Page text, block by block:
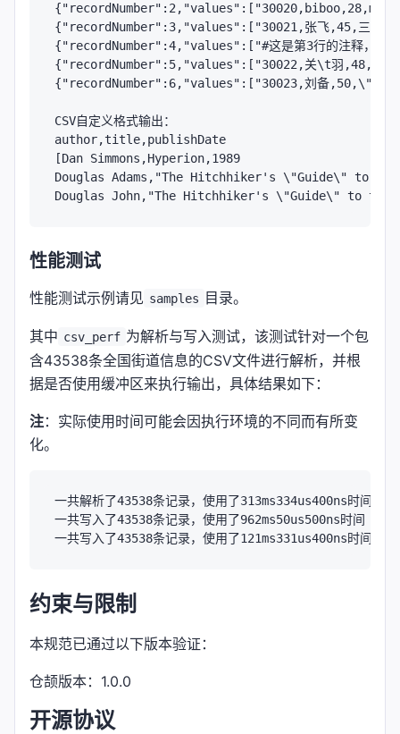
{"recordNumber":3,"values":["30021,张飞,45,三国演
{"recordNumber":4,"values":["#这是第3行的注释，里
{"recordNumber":5,"values":["30022,关\t羽,48,著名
{"recordNumber":6,"values":["30023,刘备,50,\"胳
CSV自定义格式输出：
author,title,publishDate
[Dan Simmons,Hyperion,1989
Douglas Adams,"The Hitchhiker's \"Guide\" to the
性能测试
性能测试示例请见 samples 目录。
其中 csv_perf 为解析与写入测试，该测试针对一个包
含43538条全国街道信息的CSV文件进行解析，并根
据是否使用缓冲区来执行输出，具体结果如下：
注：实际使用时间可能会因执行环境的不同而有所变
化。
一共解析了43538条记录，使用了313ms334us400ns时间
一共写入了43538条记录，使用了962ms50us500ns时间
约束与限制
本规范已通过以下版本验证：
仓颉版本：1.0.0
开源协议